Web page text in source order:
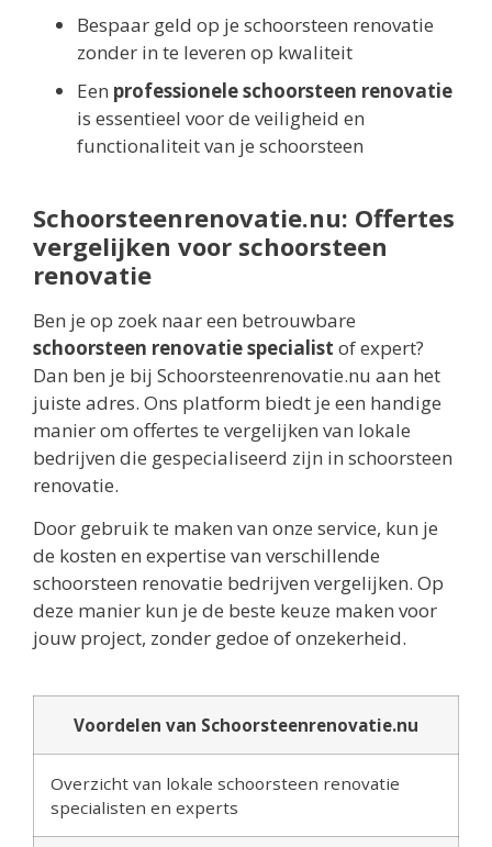
Bespaar geld op je schoorsteen renovatie
zonder in te leveren op kwaliteit
Een professionele schoorsteen renovatie
is essentieel voor de veiligheid en
functionaliteit van je schoorsteen
Schoorsteenrenovatie.nu: Offertes
vergelijken voor schoorsteen
renovatie
Ben je op zoek naar een betrouwbare
schoorsteen renovatie specialist of expert?
Dan ben je bij Schoorsteenrenovatie.nu aan het
juiste adres. Ons platform biedt je een handige
manier om offertes te vergelijken van lokale
bedrijven die gespecialiseerd zijn in schoorsteen
renovatie.
Door gebruik te maken van onze service, kun je
de kosten en expertise van verschillende
schoorsteen renovatie bedrijven vergelijken. Op
deze manier kun je de beste keuze maken voor
jouw project, zonder gedoe of onzekerheid.
Voordelen van Schoorsteenrenovatie.nu
Overzicht van lokale schoorsteen renovatie
specialisten en experts